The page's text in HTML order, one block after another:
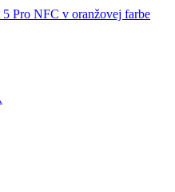
Pro NFC v oranžovej farbe